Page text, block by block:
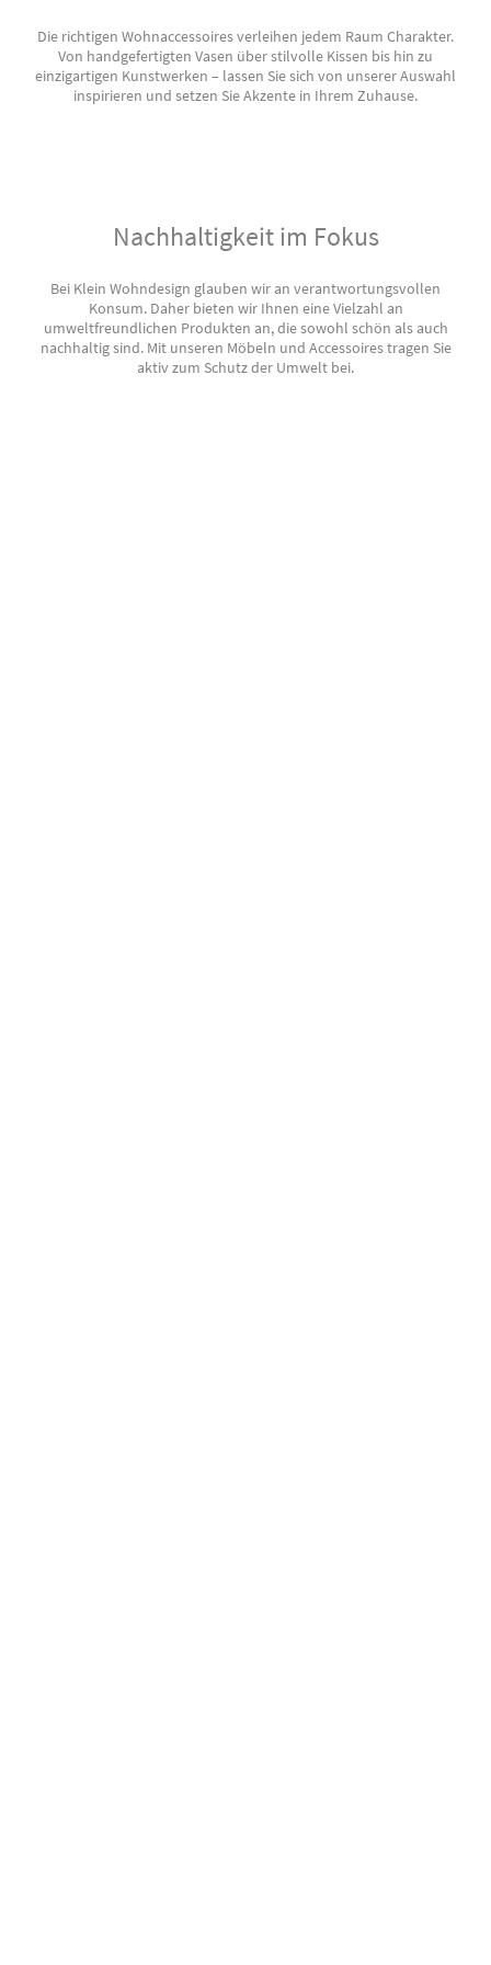
Die richtigen Wohnaccessoires verleihen jedem Raum Charakter.
Von handgefertigten Vasen über stilvolle Kissen bis hin zu
einzigartigen Kunstwerken – lassen Sie sich von unserer Auswahl
inspirieren und setzen Sie Akzente in Ihrem Zuhause.
Nachhaltigkeit im Fokus
Bei Klein Wohndesign glauben wir an verantwortungsvollen
Konsum. Daher bieten wir Ihnen eine Vielzahl an
umweltfreundlichen Produkten an, die sowohl schön als auch
nachhaltig sind. Mit unseren Möbeln und Accessoires tragen Sie
aktiv zum Schutz der Umwelt bei.